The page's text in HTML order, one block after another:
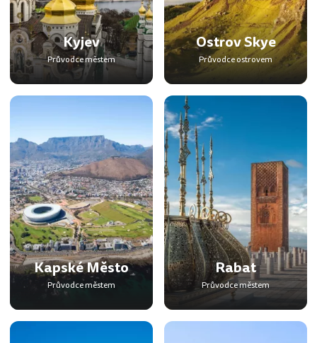
Kyjev
Průvodce městem
Ostrov Skye
Průvodce ostrovem
Kapské Město
Průvodce městem
Rabat
Průvodce městem